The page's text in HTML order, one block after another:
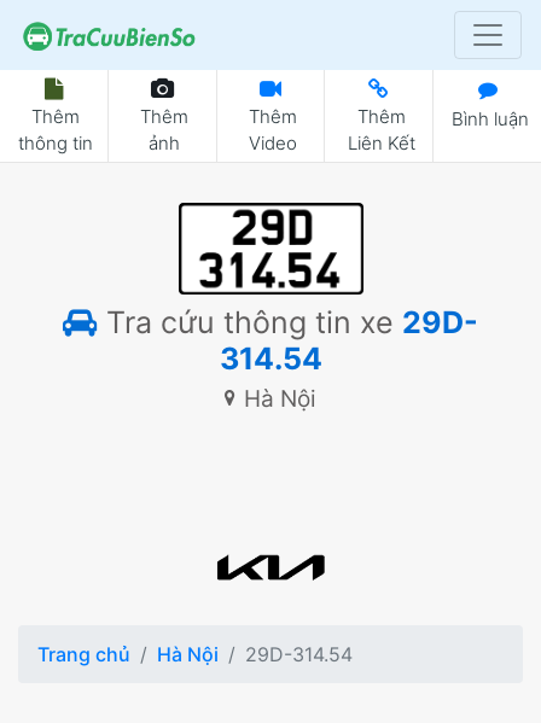
Thêm
thông tin
Thêm
ảnh
Thêm
Video
Thêm
Liên Kết
Bình luận
Tra cứu thông tin xe 29D-
314.54
Hà Nội
Trang chủ Hà Nội 29D-314.54